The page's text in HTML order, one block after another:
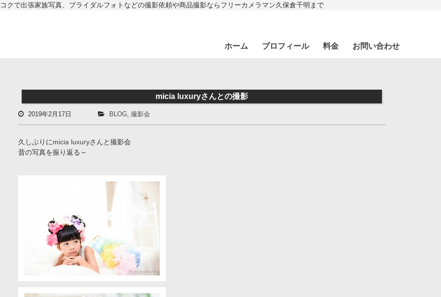
クで出張家族写真、ブライダルフォトなどの撮影依頼や商品撮影ならフリーカメラマン久保倉千明まで
ホーム プロフィール 料金 お問い合わせ
micia luxuryさんとの撮影
2019年2月17日 BLOG,撮影会
久しぶりにmicia luxuryさんと撮影会
昔の写真を振り返る～